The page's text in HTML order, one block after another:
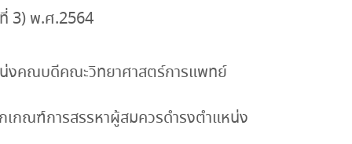
3) พ.ศ.2564
น่งคณบดีคณะวิทยาศาสตร์การแพทย์
เกณฑ์การสรรหาผู้สมควรดำรงตำแหน่ง